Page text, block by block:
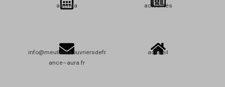
agenda actualités
info@meulleursouvriersdefr
ance–aura.fr
accueil